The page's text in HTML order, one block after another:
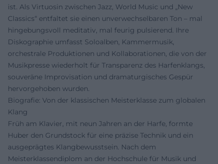
ist. Als Virtuosin zwischen Jazz, World Music und „New
Classics“ entfaltet sie einen unverwechselbaren Ton – mal
hingebungsvoll meditativ, mal feurig pulsierend. Ihre
Diskographie umfasst Soloalben, Kammermusik,
orchestrale Produktionen und Kollaborationen, die von der
Musikpresse wiederholt für Transparenz des Harfenklangs,
souveräne Improvisation und dramaturgisches Gespür
hervorgehoben wurden.
Biografie: Von der klassischen Meisterklasse zum globalen
Klang
Früh am Klavier, mit neun Jahren an der Harfe, formte
Huber den Grundstock für eine präzise Technik und ein
ausgeprägtes Klangbewusstsein. Nach dem
Meisterklassendiplom an der Hochschule für Musik und